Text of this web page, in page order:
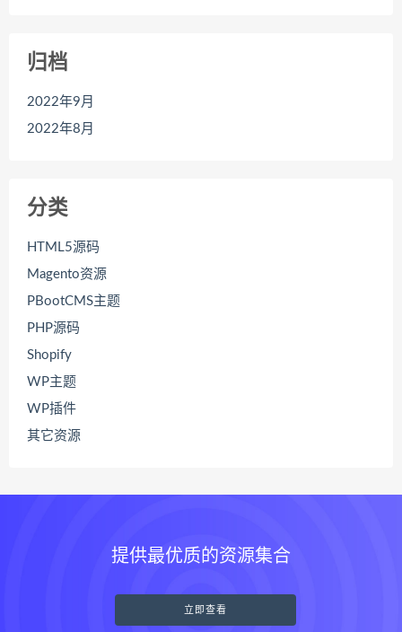
归档
2022年9月
2022年8月
分类
HTML5源码
Magento资源
PBootCMS主题
PHP源码
Shopify
WP主题
WP插件
其它资源
提供最优质的资源集合
立即查看